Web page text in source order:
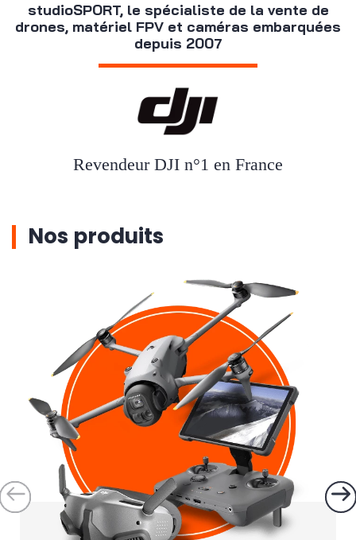
studioSPORT, le spécialiste de la vente de
drones, matériel FPV et caméras embarquées
depuis 2007
Revendeur DJI n°1 en France
Nos produits